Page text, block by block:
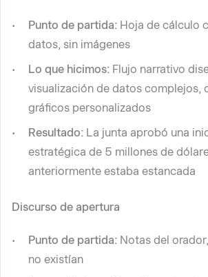
Punto de partida: Hoja de cálculo
datos, sin imágenes
Lo que hicimos: Flujo narrativo
visualización de datos complejos,
gráficos personalizados
Resultado: La junta aprobó una
estratégica de 5 millones de
anteriormente estaba estancada
Discurso de apertura
Punto de partida: Notas del
no existían